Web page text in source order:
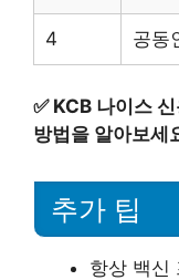
4 공동
✅ KCB 나이스
방법을 알아보세
추가 팁
항상 백신